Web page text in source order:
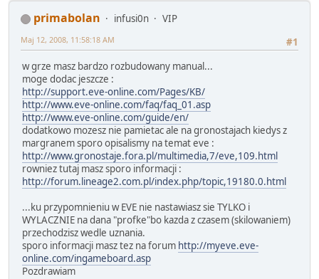
primabolan infusi0n
VIP
#1
Maj 12, 2008, 11:58:18 AM
w grze masz bardzo rozbudowany manual...
moge dodac jeszcze :
http://support.eve-online.com/Pages/KB/
http://www.eve-online.com/faq/faq_01.asp
http://www.eve-online.com/guide/en/
dodatkowo mozesz nie pamietac ale na gronostajach kiedys z
margranem sporo opisalismy na temat eve :
http://www.gronostaje.fora.pl/multimedia,7/eve,109.html
rowniez tutaj masz sporo informacji :
http://forum.lineage2.com.pl/index.php/topic,19180.0.html
...ku przypomnieniu w EVE nie nastawiasz sie TYLKO i
WYLACZNIE na dana "profke"bo kazda z czasem (skilowaniem)
przechodzisz wedle uznania.
sporo informacji masz tez na forum http://myeve.eve-
online.com/ingameboard.asp
Pozdrawiam